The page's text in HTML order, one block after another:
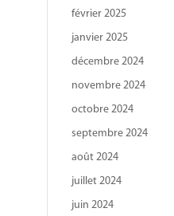
février 2025
janvier 2025
décembre 2024
novembre 2024
octobre 2024
septembre 2024
août 2024
juillet 2024
juin 2024